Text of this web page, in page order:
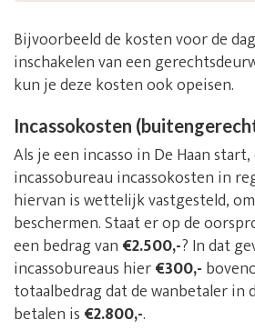
Bijvoorbeeld de kosten voor de
inschakelen van een
kun je deze kosten ook opeisen.
Incassokosten
Als je een incasso in De Haan
incassobureau incassokosten in
hiervan is wettelijk vastgesteld,
beschermen. Staat er op de
een bedrag van €2.500,-? In dat
incassobureaus hier€300,-
totaalbedrag dat de wanbetaler in
betalen is €2.800,-.